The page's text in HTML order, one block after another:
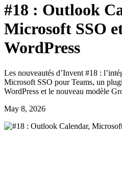
#18 : Outlook
Microsoft SSO
WordPress
Les nouveautés d’Invent #18 :
Microsoft SSO pour Teams, un
WordPress et le nouveau modèle
May 8, 2026